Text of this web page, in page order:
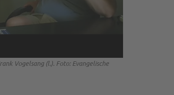
Vogelsang (l.). Foto: Evangelische